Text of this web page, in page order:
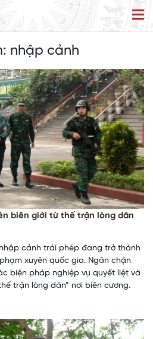
nhập cảnh
biên giới từ thế trận lòng dân
cảnh trái phép đang trở thành
xuyên quốc gia. Ngăn chặn
biện pháp nghiệp vụ quyết liệt và
trận lòng dân” nơi biên cương.